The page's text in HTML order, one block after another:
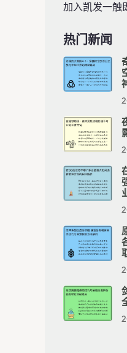
加入凯发一触
热门新闻